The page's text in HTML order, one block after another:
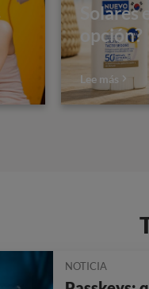
opción?
Lee más
NOTICIA